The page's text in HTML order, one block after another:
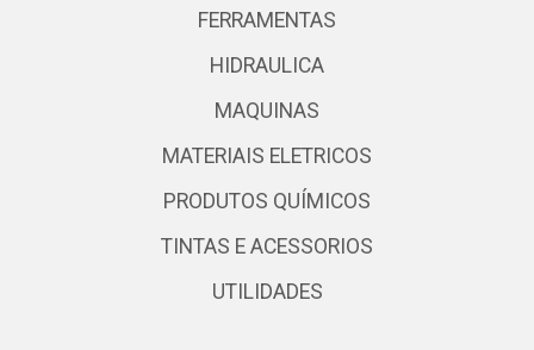
FERRAMENTAS
HIDRAULICA
MAQUINAS
MATERIAIS ELETRICOS
PRODUTOS QUÍMICOS
TINTAS E ACESSORIOS
UTILIDADES